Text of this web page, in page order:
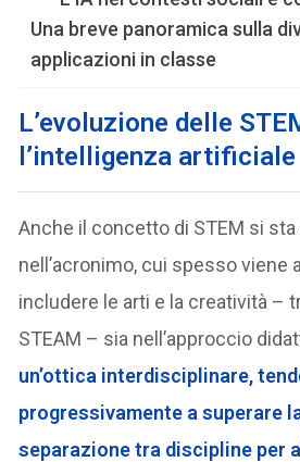
Una breve panoramica sulla
applicazioni in classe
L’evoluzione delle
l’intelligenza artificiale
Anche il concetto di STEM si sta
nell’acronimo, cui spesso viene
includere le arti e la creatività –
STEAM – sia nell’approccio
un’ottica interdisciplinare,
progressivamente a superare
separazione tra discipline per